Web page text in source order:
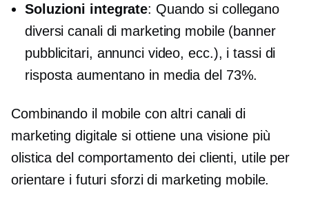
Soluzioni integrate: Quando si collegano
diversi canali di marketing mobile (banner
pubblicitari, annunci video, ecc.), i tassi di
risposta aumentano in media del 73%.
Combinando il mobile con altri canali di
marketing digitale si ottiene una visione più
olistica del comportamento dei clienti, utile per
orientare i futuri sforzi di marketing mobile.